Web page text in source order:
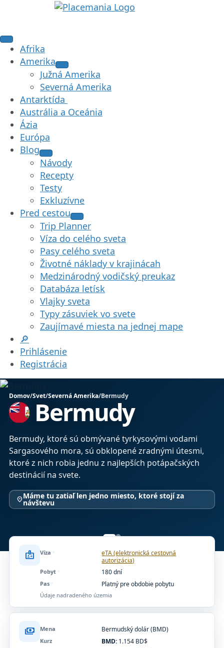
Afrika
Amerika
Južná Amerika
Severná Amerika
Antarktída
Austrália a Oceánia
Ázia
Európa
Blog
Návody
Recepty
Testy
Exkluzívne
Pred cestou
Trip Planner
Víza do celého sveta
Pasy celého sveta
Životné náklady v krajinácah
Medzinárodný vodičský preukaz
Databáza letísk
Vlajky sveta
Typy zásuviek vo svete
Zaujímavé miesta na jednej mape
🔎
Prihlásenie
Registrácia
Domov/Svet/Severná Amerika/Bermudy
Bermudy
Bermudy, ktoré sú obmývané tyrkysovými vodami
Sargasového mora, sú obklopené zradnými útesmi,
ktoré z nich robia jednu z najlepších potápačských
destinácií na svete.
location_onMáme tu zatiaľ len jedno miesto, ktoré stojí za
návštevu
badge Víza *
eTA (elektronická cestovná
autorizácia)
Pobyt * 180 dní
Pas * Platný pre obdobie pobytu
Údaje nadradeného územia
payments Mena Bermudský dolár (BMD)
Kurz BMD: 1.154 BD$